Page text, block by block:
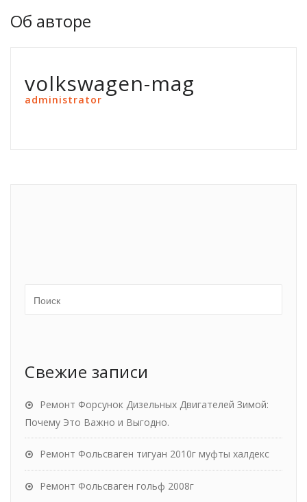
Об авторе
volkswagen-mag
administrator
Свежие записи
Ремонт Форсунок Дизельных Двигателей Зимой:
Почему Это Важно и Выгодно.
Ремонт Фольсваген тигуан 2010г муфты халдекс
Ремонт Фольсваген гольф 2008г